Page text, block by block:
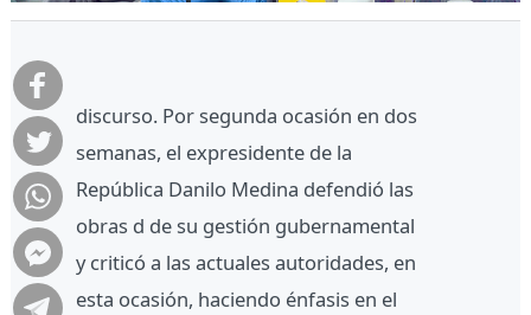
discurso. Por segunda ocasión en dos
semanas, el expresidente de la
República Danilo Medina defendió las
obras d de su gestión gubernamental
y criticó a las actuales autoridades, en
esta ocasión, haciendo énfasis en el